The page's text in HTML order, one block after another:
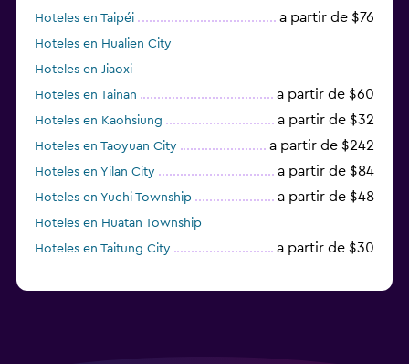
Hoteles en Taipéi a partir de $76
Hoteles en Hualien City
Hoteles en Jiaoxi
Hoteles en Tainan
a partir de $60
Hoteles en Kaohsiung a partir de $32
Hoteles en Taoyuan City a partir de $242
Hoteles en Yilan City a partir de $84
Hoteles en Yuchi Township a partir de $48
Hoteles en Huatan Township
Hoteles en Taitung City
a partir de $30